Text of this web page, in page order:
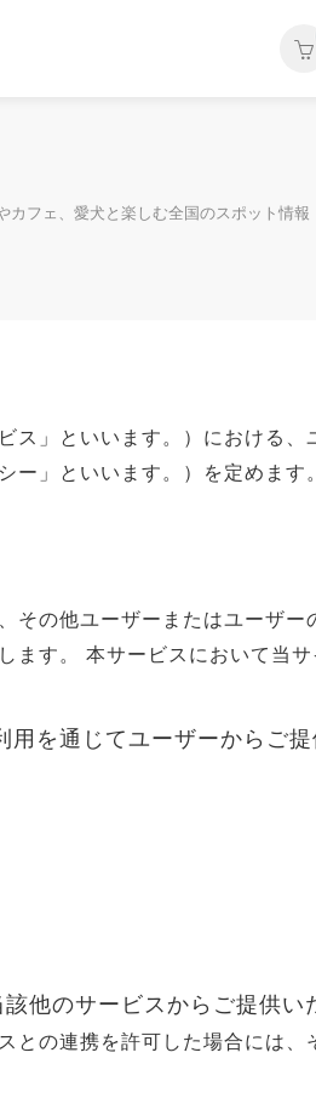
カフェ、愛犬と楽しむ全国のスポット情報
ス」といいます。）における、
ー」といいます。）を定めます。
その他ユーザーまたはユーザー
す。 本サービスにおいて当サ
を通じてユーザーからご提
他のサービスからご提供い
との連携を許可した場合には、